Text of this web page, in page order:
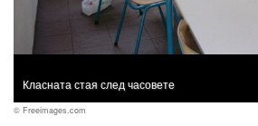
Класната стая след часовете
© Freeimages.com